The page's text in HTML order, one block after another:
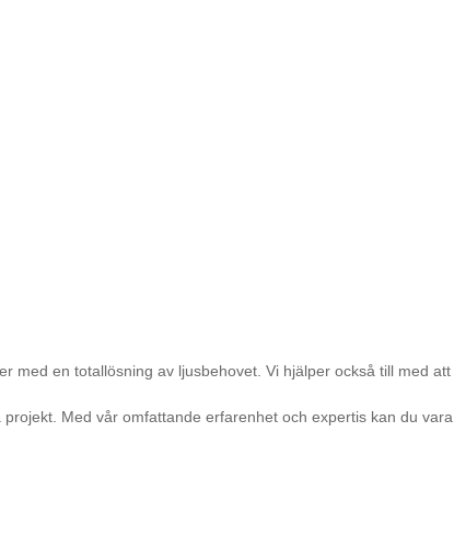
en totallösning av ljusbehovet. Vi hjälper också till med
Med vår omfattande erfarenhet och expertis kan du